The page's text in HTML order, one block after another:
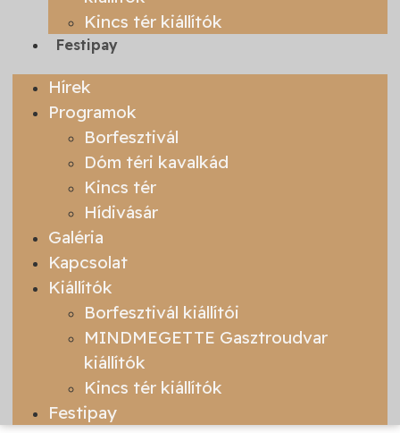
Kincs tér kiállítók
Festipay
Hírek
Programok
Borfesztivál
Dóm téri kavalkád
Kincs tér
Hídivásár
Galéria
Kapcsolat
Kiállítók
Borfesztivál kiállítói
MINDMEGETTE Gasztroudvar
kiállítók
Kincs tér kiállítók
Festipay